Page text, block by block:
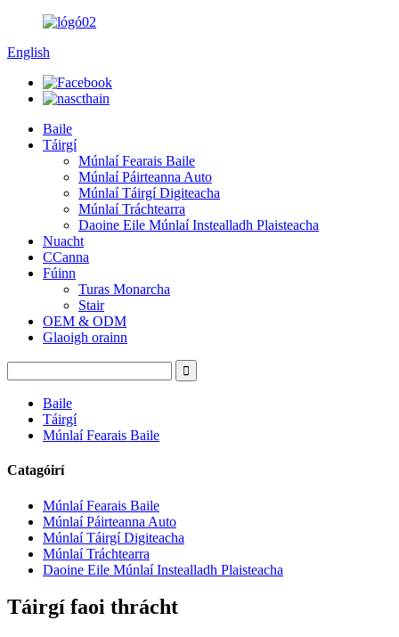
English
Baile
Táirgí
Múnlaí Fearais Baile
Múnlaí Páirteanna Auto
Múnlaí Táirgí Digiteacha
Múnlaí Tráchtearra
Daoine Eile Múnlaí Instealladh Plaisteacha
Nuacht
CCanna
Fúinn
Turas Monarcha
Stair
OEM & ODM
Glaoigh orainn
Baile
Táirgí
Múnlaí Fearais Baile
Catagóirí
Múnlaí Fearais Baile
Múnlaí Páirteanna Auto
Múnlaí Táirgí Digiteacha
Múnlaí Tráchtearra
Daoine Eile Múnlaí Instealladh Plaisteacha
Táirgí faoi thrácht